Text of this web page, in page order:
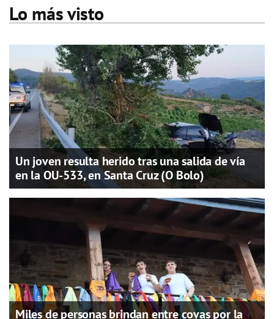
Lo más visto
Un joven resulta herido tras una salida de vía
en la OU-533, en Santa Cruz (O Bolo)
Miles de personas brindan entre covas por la